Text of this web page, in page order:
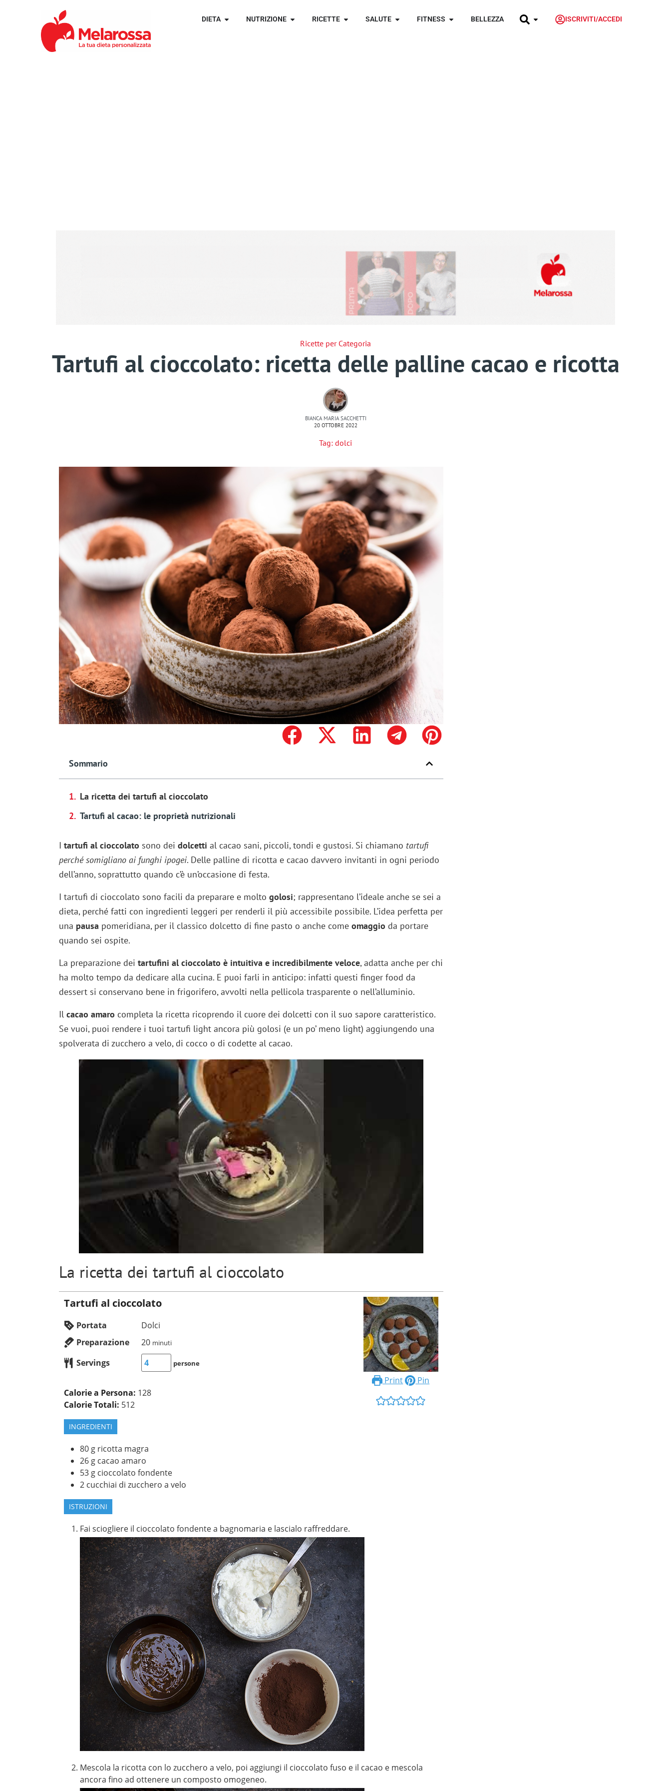
DIETA NUTRIZIONE RICETTE SALUTE FITNESS BELLEZZA ISCRIVITI/ACCEDI
Ricette per Categoria
Tartufi al cioccolato: ricetta delle palline cacao e ricotta
BIANCA MARIA SACCHETTI
20 OTTOBRE 2022
Tag: dolci
Sommario
La ricetta dei tartufi al cioccolato
Tartufi al cacao: le proprietà nutrizionali
I tartufi al cioccolato sono dei dolcetti al cacao sani, piccoli, tondi e gustosi. Si chiamano tartufi
perché somigliano ai funghi ipogei. Delle palline di ricotta e cacao davvero invitanti in ogni periodo
dell’anno, soprattutto quando c’è un’occasione di festa.
I tartufi di cioccolato sono facili da preparare e molto golosi; rappresentano l’ideale anche se sei a
dieta, perché fatti con ingredienti leggeri per renderli il più accessibile possibile. L’idea perfetta per
una pausa pomeridiana, per il classico dolcetto di fine pasto o anche come omaggio da portare
quando sei ospite.
La preparazione dei tartufini al cioccolato è intuitiva e incredibilmente veloce, adatta anche per chi
ha molto tempo da dedicare alla cucina. E puoi farli in anticipo: infatti questi finger food da
dessert si conservano bene in frigorifero, avvolti nella pellicola trasparente o nell’alluminio.
Il cacao amaro completa la ricetta ricoprendo il cuore dei dolcetti con il suo sapore caratteristico.
Se vuoi, puoi rendere i tuoi tartufi light ancora più golosi (e un po’ meno light) aggiungendo una
spolverata di zucchero a velo, di cocco o di codette al cacao.
La ricetta dei tartufi al cioccolato
Print Pin
Tartufi al cioccolato
Portata
Dolci
Preparazione
20 minuti
Servings persone
Calorie a Persona: 128
Calorie Totali: 512
INGREDIENTI
80 g ricotta magra
26 g cacao amaro
53 g cioccolato fondente
2 cucchiai di zucchero a velo
ISTRUZIONI
Fai sciogliere il cioccolato fondente a bagnomaria e lascialo raffreddare.
Mescola la ricotta con lo zucchero a velo, poi aggiungi il cioccolato fuso e il cacao e mescola
ancora fino ad ottenere un composto omogeneo.